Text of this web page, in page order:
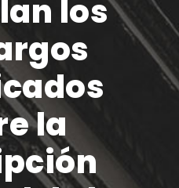
los
la